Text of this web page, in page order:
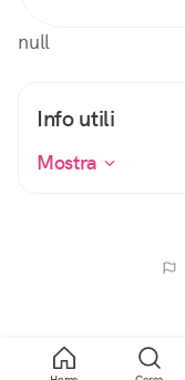
null
Info utili
Mostra